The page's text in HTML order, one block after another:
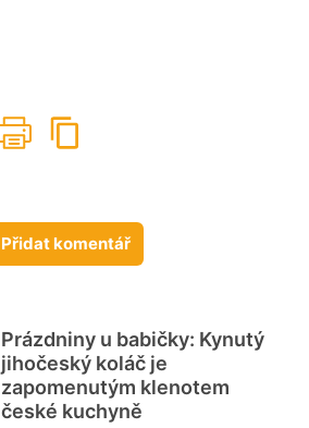
Přidat komentář
Prázdniny u babičky: Kynutý
jihočeský koláč je
zapomenutým klenotem
české kuchyně